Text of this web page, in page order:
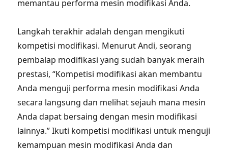
memantau performa mesin modifikasi Anda.
Langkah terakhir adalah dengan mengikuti
kompetisi modifikasi. Menurut Andi, seorang
pembalap modifikasi yang sudah banyak meraih
prestasi, “Kompetisi modifikasi akan membantu
Anda menguji performa mesin modifikasi Anda
secara langsung dan melihat sejauh mana mesin
Anda dapat bersaing dengan mesin modifikasi
lainnya.” Ikuti kompetisi modifikasi untuk menguji
kemampuan mesin modifikasi Anda dan